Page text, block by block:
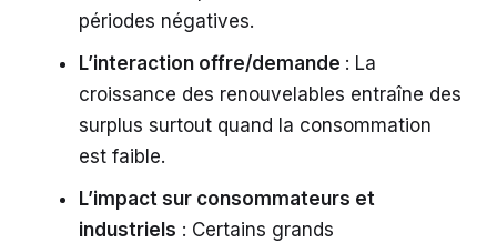
périodes négatives.
L’interaction offre/demande : La
croissance des renouvelables entraîne des
surplus surtout quand la consommation
est faible.
L’impact sur consommateurs et
industriels : Certains grands